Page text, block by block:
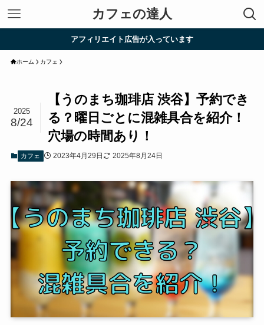
カフェの達人
アフィリエイト広告が入っています
ホーム カフェ
【うのまち珈琲店 渋谷】予約でき
る？曜日ごとに混雑具合を紹介！
穴場の時間あり！
2025
8/24
カフェ 2023年4月29日 2025年8月24日